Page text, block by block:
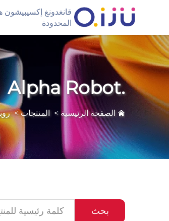
المحدودة
.Alpha Robot
الصفحة الرئيسية >المنتجات>
بحث